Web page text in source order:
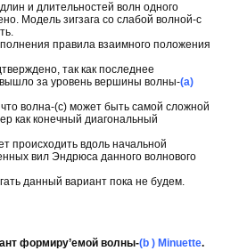
и длительностей волн одного
Модель зигзага со слабой волной-с
правила взаимного положения
так как последнее
за уровень вершины волны-(а)
волна-(с) может быть самой сложной
как конечный диагональный
происходить вдоль начальной
вил Эндрюса данного волнового
данный вариант пока не будем.
формиру’емой волны-(b ) Minuette.